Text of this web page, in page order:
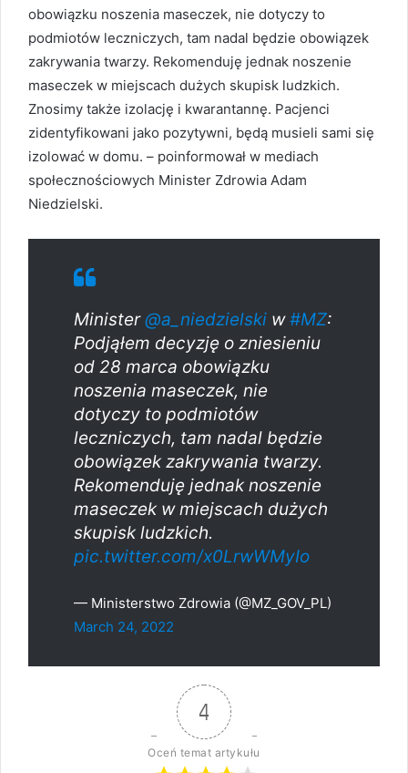
obowiązku noszenia maseczek, nie dotyczy to
podmiotów leczniczych, tam nadal będzie obowiązek
zakrywania twarzy. Rekomenduję jednak noszenie
maseczek w miejscach dużych skupisk ludzkich.
Znosimy także izolację i kwarantannę. Pacjenci
zidentyfikowani jako pozytywni, będą musieli sami się
izolować w domu. – poinformował w mediach
społecznościowych Minister Zdrowia Adam
Niedzielski.
Minister@a_niedzielski w#MZ:
Podjąłem decyzję o zniesieniu
od 28 marca obowiązku
noszenia maseczek, nie
dotyczy to podmiotów
leczniczych, tam nadal będzie
obowiązek zakrywania twarzy.
Rekomenduję jednak noszenie
maseczek w miejscach dużych
skupisk ludzkich.
pic.twitter.com/x0LrwWMyIo
— Ministerstwo Zdrowia (@MZ_GOV_PL)
March 24, 2022
4
Oceń temat artykułu